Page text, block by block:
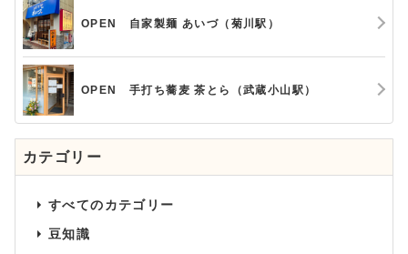
OPEN 自家製麺 あいづ（菊川駅）
OPEN 手打ち蕎麦 茶とら（武蔵小山駅）
カテゴリー
すべてのカテゴリー
豆知識